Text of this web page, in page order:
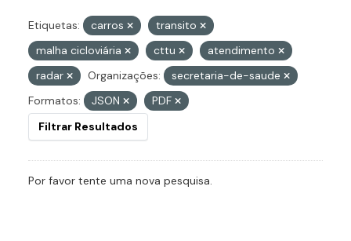
Etiquetas: carros
transito
malha cicloviária
cttu
atendimento
radar
Organizações:
secretaria-de-saude
Formatos:
JSON
PDF
Filtrar Resultados
Por favor tente uma nova pesquisa.